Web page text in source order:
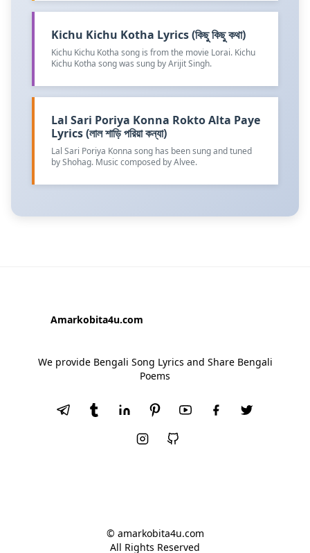
Kichu Kichu Kotha Lyrics (কিছু কিছু কথা)
Kichu Kichu Kotha song is from the movie Lorai. Kichu
Kichu Kotha song was sung by Arijit Singh.
Lal Sari Poriya Konna Rokto Alta Paye
Lyrics (লাল শাড়ি পরিয়া কন্যা)
Lal Sari Poriya Konna song has been sung and tuned
by Shohag. Music composed by Alvee.
Amarkobita4u.com
We provide Bengali Song Lyrics and Share Bengali
Poems
© amarkobita4u.com
All Rights Reserved